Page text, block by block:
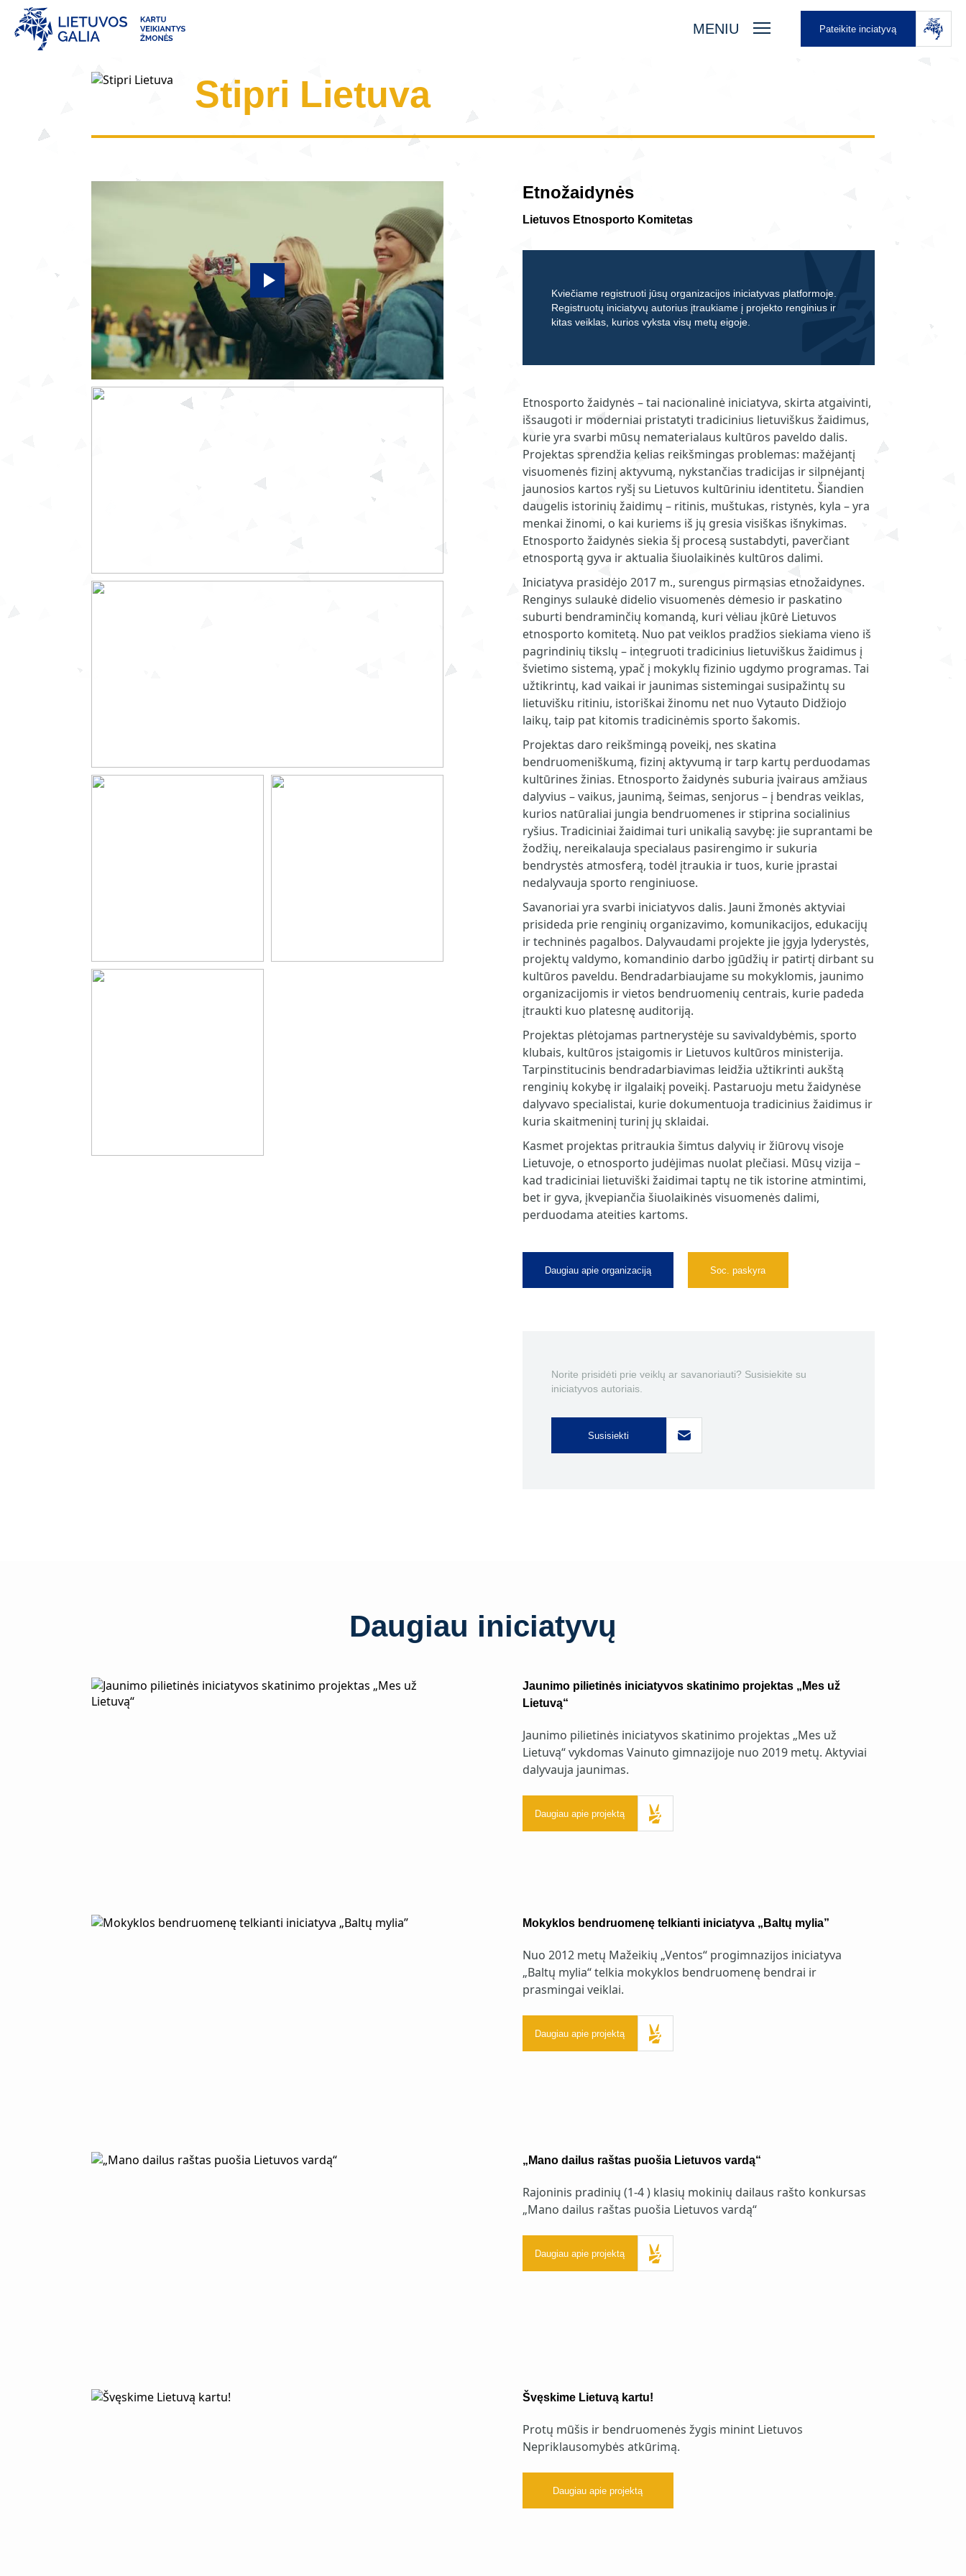
MENIU Pateikite inciatyvą
Stipri Lietuva
Etnožaidynės
Lietuvos Etnosporto Komitetas
Kviečiame registruoti jūsų organizacijos iniciatyvas platformoje.
Registruotų iniciatyvų autorius įtraukiame į projekto renginius ir
kitas veiklas, kurios vyksta visų metų eigoje.
Etnosporto žaidynės – tai nacionalinė iniciatyva, skirta atgaivinti,
išsaugoti ir moderniai pristatyti tradicinius lietuviškus žaidimus,
kurie yra svarbi mūsų nematerialaus kultūros paveldo dalis.
Projektas sprendžia kelias reikšmingas problemas: mažėjantį
visuomenės fizinį aktyvumą, nykstančias tradicijas ir silpnėjantį
jaunosios kartos ryšį su Lietuvos kultūriniu identitetu. Šiandien
daugelis istorinių žaidimų – ritinis, muštukas, ristynės, kyla – yra
menkai žinomi, o kai kuriems iš jų gresia visiškas išnykimas.
Etnosporto žaidynės siekia šį procesą sustabdyti, paverčiant
etnosportą gyva ir aktualia šiuolaikinės kultūros dalimi.
Iniciatyva prasidėjo 2017 m., surengus pirmąsias etnožaidynes.
Renginys sulaukė didelio visuomenės dėmesio ir paskatino
suburti bendraminčių komandą, kuri vėliau įkūrė Lietuvos
etnosporto komitetą. Nuo pat veiklos pradžios siekiama vieno iš
pagrindinių tikslų – integruoti tradicinius lietuviškus žaidimus į
švietimo sistemą, ypač į mokyklų fizinio ugdymo programas. Tai
užtikrintų, kad vaikai ir jaunimas sistemingai susipažintų su
lietuvišku ritiniu, istoriškai žinomu net nuo Vytauto Didžiojo
laikų, taip pat kitomis tradicinėmis sporto šakomis.
Projektas daro reikšmingą poveikį, nes skatina
bendruomeniškumą, fizinį aktyvumą ir tarp kartų perduodamas
kultūrines žinias. Etnosporto žaidynės suburia įvairaus amžiaus
dalyvius – vaikus, jaunimą, šeimas, senjorus – į bendras veiklas,
kurios natūraliai jungia bendruomenes ir stiprina socialinius
ryšius. Tradiciniai žaidimai turi unikalią savybę: jie suprantami be
žodžių, nereikalauja specialaus pasirengimo ir sukuria
bendrystės atmosferą, todėl įtraukia ir tuos, kurie įprastai
nedalyvauja sporto renginiuose.
Savanoriai yra svarbi iniciatyvos dalis. Jauni žmonės aktyviai
prisideda prie renginių organizavimo, komunikacijos, edukacijų
ir techninės pagalbos. Dalyvaudami projekte jie įgyja lyderystės,
projektų valdymo, komandinio darbo įgūdžių ir patirtį dirbant su
kultūros paveldu. Bendradarbiaujame su mokyklomis, jaunimo
organizacijomis ir vietos bendruomenių centrais, kurie padeda
įtraukti kuo platesnę auditoriją.
Projektas plėtojamas partnerystėje su savivaldybėmis, sporto
klubais, kultūros įstaigomis ir Lietuvos kultūros ministerija.
Tarpinstitucinis bendradarbiavimas leidžia užtikrinti aukštą
renginių kokybę ir ilgalaikį poveikį. Pastaruoju metu žaidynėse
dalyvavo specialistai, kurie dokumentuoja tradicinius žaidimus ir
kuria skaitmeninį turinį jų sklaidai.
Kasmet projektas pritraukia šimtus dalyvių ir žiūrovų visoje
Lietuvoje, o etnosporto judėjimas nuolat plečiasi. Mūsų vizija –
kad tradiciniai lietuviški žaidimai taptų ne tik istorine atmintimi,
bet ir gyva, įkvepiančia šiuolaikinės visuomenės dalimi,
perduodama ateities kartoms.
Daugiau apie organizaciją Soc. paskyra
Norite prisidėti prie veiklų ar savanoriauti? Susisiekite su
iniciatyvos autoriais.
Susisiekti
Daugiau iniciatyvų
Jaunimo pilietinės iniciatyvos skatinimo projektas „Mes už
Lietuvą“
Jaunimo pilietinės iniciatyvos skatinimo projektas „Mes už
Lietuvą“ vykdomas Vainuto gimnazijoje nuo 2019 metų. Aktyviai
dalyvauja jaunimas.
Daugiau apie projektą
Mokyklos bendruomenę telkianti iniciatyva „Baltų mylia”
Nuo 2012 metų Mažeikių „Ventos“ progimnazijos iniciatyva
„Baltų mylia“ telkia mokyklos bendruomenę bendrai ir
prasmingai veiklai.
Daugiau apie projektą
„Mano dailus raštas puošia Lietuvos vardą“
Rajoninis pradinių (1-4 ) klasių mokinių dailaus rašto konkursas
„Mano dailus raštas puošia Lietuvos vardą“
Daugiau apie projektą
Švęskime Lietuvą kartu!
Protų mūšis ir bendruomenės žygis minint Lietuvos
Nepriklausomybės atkūrimą.
Daugiau apie projektą